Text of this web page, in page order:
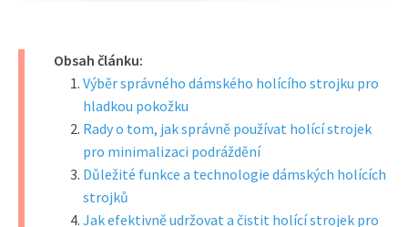
Obsah článku:
Výběr správného dámského holícího strojku pro
hladkou pokožku
Rady o tom, jak správně používat holící strojek
pro minimalizaci podráždění
Důležité funkce a technologie dámských holících
strojků
Jak efektivně udržovat a čistit holící strojek pro